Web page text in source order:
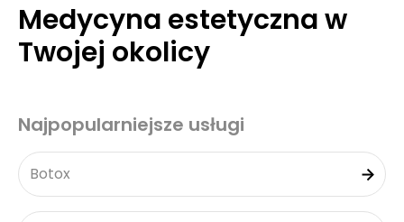
Medycyna estetyczna w
Twojej okolicy
Najpopularniejsze usługi
Botox